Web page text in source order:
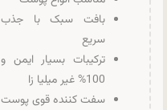
بافت سبک با جذب
سریع
ترکیبات بسیار ایمن و
100% غیر میلیا زا
سفت کننده قوی پوست